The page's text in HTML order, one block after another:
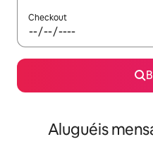
Checkout
Aluguéis